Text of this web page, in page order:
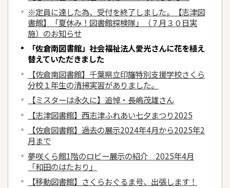
※定員に達した為、受付を終了しました。【志津図
書館】「夏休み！図書館探検隊」（７月３０日実
施）のお知らせ
「佐倉南図書館」社会福祉法人愛光さんに花を植え
替えていただきました
【佐倉南図書館】千葉県立印旛特別支援学校さくら
分校１年生の清掃実習がありました。
【ミスターは永久に】追悼・長嶋茂雄さん
【志津図書館】西志津ふれあい七夕まつり2025
【佐倉図書館】過去の展示2024年4月から2025年2
月まで
夢咲くら館1階のロビー展示の紹介 2025年4月
「和田のはたおり」
【移動図書館】さくらおぐるま号、出張します！